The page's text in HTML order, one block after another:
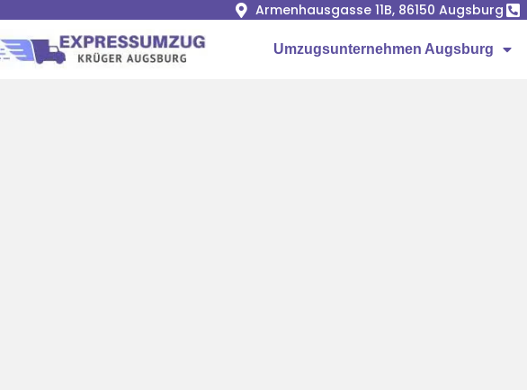
Armenhausgasse 11B, 86150 Augsburg
Umzugsunternehmen Augsburg